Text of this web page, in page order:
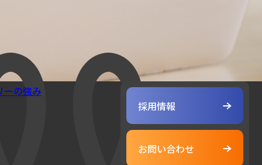
ーの強み
採用情報
お問い合わせ